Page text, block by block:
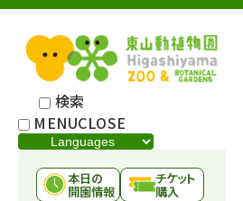
検索
MENUCLOSE
本日の
開園情報
チケット
購入